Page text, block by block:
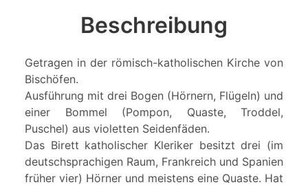
Beschreibung
Getragen in der römisch-katholischen Kirche von
Bischöfen.
Ausführung mit drei Bogen (Hörnern, Flügeln) und
einer Bommel (Pompon, Quaste, Troddel,
Puschel) aus violetten Seidenfäden.
Das Birett katholischer Kleriker besitzt drei (im
deutschsprachigen Raum, Frankreich und Spanien
früher vier) Hörner und meistens eine Quaste. Hat